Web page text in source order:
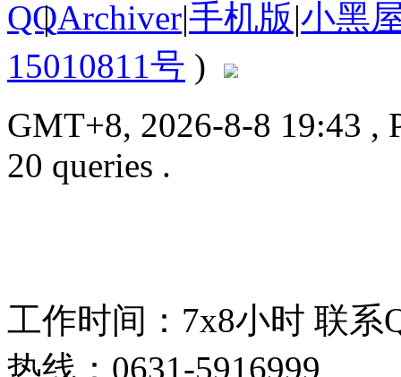
| Archiver|手机版|小黑
15010811号 )
GMT+8, 2026-8-8 19:43 ,
20 queries .
工作时间：7x8小时 联系
热线：0631-5916999